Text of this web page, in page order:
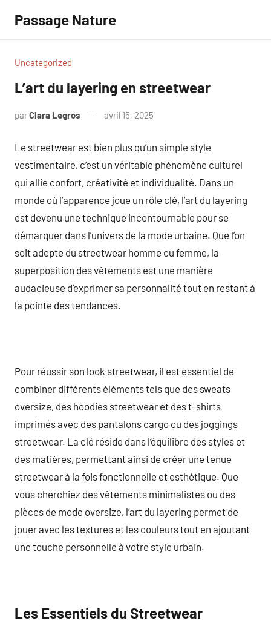
contenu
Passage Nature
Uncategorized
L’art du layering en streetwear
parClara Legros avril 15, 2025
Le streetwear est bien plus qu’un simple style
vestimentaire, c’est un véritable phénomène culturel
qui allie confort, créativité et individualité. Dans un
monde où l’apparence joue un rôle clé, l’art du layering
est devenu une technique incontournable pour se
démarquer dans l’univers de la mode urbaine. Que l’on
soit adepte du streetwear homme ou femme, la
superposition des vêtements est une manière
audacieuse d’exprimer sa personnalité tout en restant à
la pointe des tendances.
Pour réussir son look streetwear, il est essentiel de
combiner différents éléments tels que des sweats
oversize, des hoodies streetwear et des t-shirts
imprimés avec des pantalons cargo ou des joggings
streetwear. La clé réside dans l’équilibre des styles et
des matières, permettant ainsi de créer une tenue
streetwear à la fois fonctionnelle et esthétique. Que
vous cherchiez des vêtements minimalistes ou des
pièces de mode oversize, l’art du layering permet de
jouer avec les textures et les couleurs tout en ajoutant
une touche personnelle à votre style urbain.
Les Essentiels du Streetwear